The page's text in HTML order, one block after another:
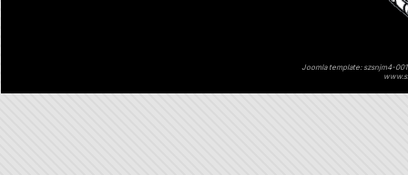
Joomla template: szsnjm4-